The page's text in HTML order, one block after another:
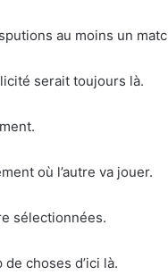
au moins un
serait toujours là.
où l’autre va jouer.
sélectionnées.
choses d’ici là.